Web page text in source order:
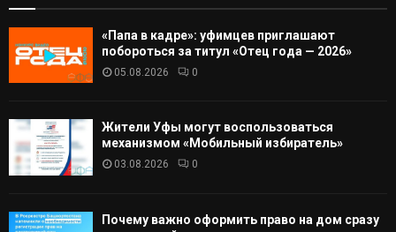
«Папа в кадре»: уфимцев приглашают
побороться за титул «Отец года — 2026»
05.08.2026 0
Жители Уфы могут воспользоваться
механизмом «Мобильный избиратель»
03.08.2026 0
Почему важно оформить право на дом сразу